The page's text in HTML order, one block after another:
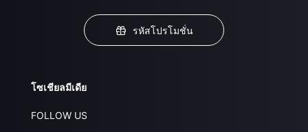
รหัสโปรโมชั่น
โซเชียลมีเดีย
FOLLOW US